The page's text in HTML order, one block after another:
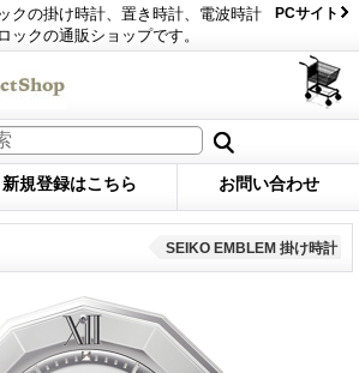
クの掛け時計、置き時計、電波時計
ックの通販ショップです。
PCサイト
新規登録はこちら お問い合わせ
SEIKO EMBLEM 掛け時計